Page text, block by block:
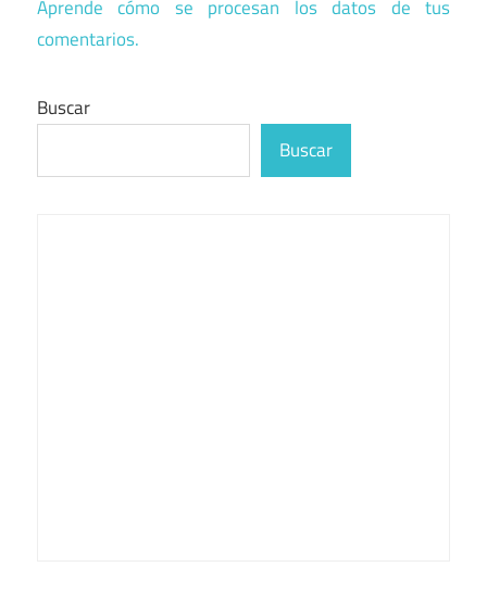
Aprende cómo se procesan los datos de tus
comentarios.
Buscar
Buscar